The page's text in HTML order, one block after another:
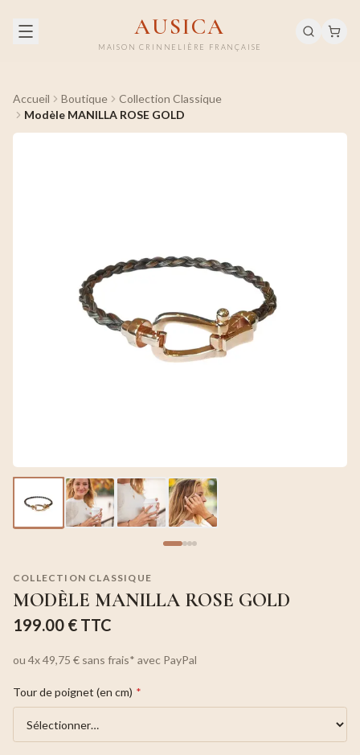
AUSICA
MAISON CRINNELIÈRE FRANÇAISE
Accueil Boutique
Collection Classique
Modèle MANILLA ROSE GOLD
COLLECTION CLASSIQUE
MODÈLE MANILLA ROSE GOLD
199.00 € TTC
ou 4x49,75 € sans frais* avec PayPal
Tour de poignet (en cm) *